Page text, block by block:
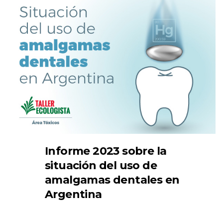
Informe 2023 sobre la
situación del uso de
amalgamas dentales en
Argentina